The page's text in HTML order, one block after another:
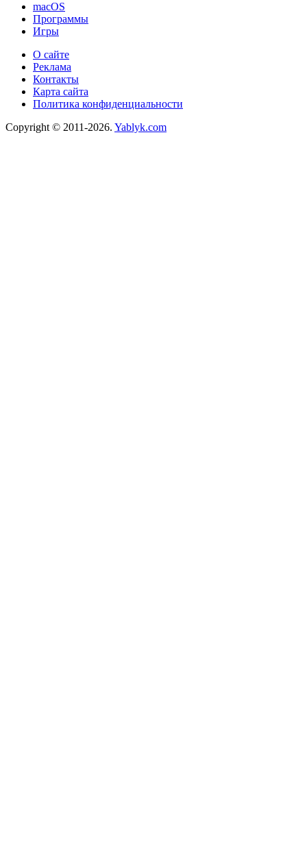
macOS
Программы
Игры
О сайте
Реклама
Контакты
Карта сайта
Политика конфиденциальности
Copyright © 2011-2026. Yablyk.сom